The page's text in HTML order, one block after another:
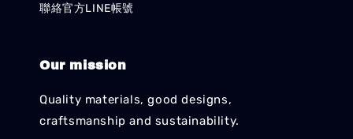
聯絡官方LINE帳號
Our mission
Quality materials, good designs,
craftsmanship and sustainability.